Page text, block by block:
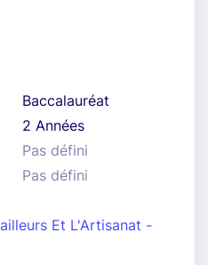
Baccalauréat
2 Années
Pas défini
Pas défini
Et L'Artisanat -